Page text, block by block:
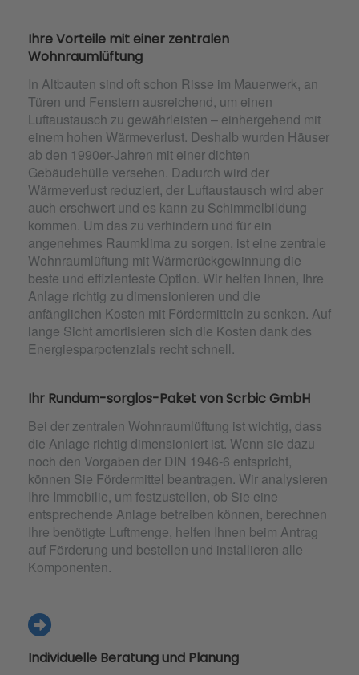
Ihre Vorteile mit einer zentralen
Wohnraumlüftung
In Altbauten sind oft schon Risse im Mauerwerk, an
Türen und Fenstern ausreichend, um einen
Luftaustausch zu gewährleisten – einhergehend mit
einem hohen Wärmeverlust. Deshalb wurden Häuser
ab den 1990er-Jahren mit einer dichten
Gebäudehülle versehen. Dadurch wird der
Wärmeverlust reduziert, der Luftaustausch wird aber
auch erschwert und es kann zu Schimmelbildung
kommen. Um das zu verhindern und für ein
angenehmes Raumklima zu sorgen, ist eine zentrale
Wohnraumlüftung mit Wärmerückgewinnung die
beste und effizienteste Option. Wir helfen Ihnen, Ihre
Anlage richtig zu dimensionieren und die
anfänglichen Kosten mit Fördermitteln zu senken. Auf
lange Sicht amortisieren sich die Kosten dank des
Energiesparpotenzials recht schnell.
Ihr Rundum-sorglos-Paket von Scrbic GmbH
Bei der zentralen Wohnraumlüftung ist wichtig, dass
die Anlage richtig dimensioniert ist. Wenn sie dazu
noch den Vorgaben der DIN 1946-6 entspricht,
können Sie Fördermittel beantragen. Wir analysieren
Ihre Immobilie, um festzustellen, ob Sie eine
entsprechende Anlage betreiben können, berechnen
Ihre benötigte Luftmenge, helfen Ihnen beim Antrag
auf Förderung und bestellen und installieren alle
Komponenten.
Individuelle Beratung und Planung